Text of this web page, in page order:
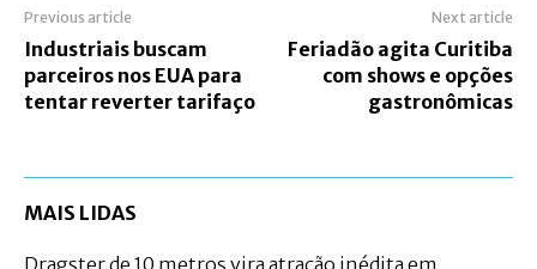
Previous article
Industriais buscam
parceiros nos EUA para
tentar reverter tarifaço
Next article
Feriadão agita Curitiba
com shows e opções
gastronômicas
MAIS LIDAS
Dragster de 10 metros vira atração inédita em